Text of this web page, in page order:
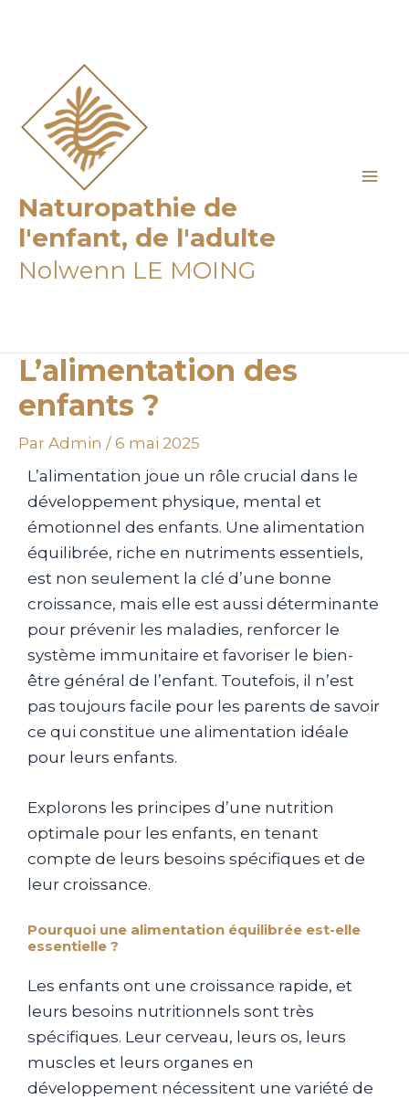
Naturopathie de
l'enfant, de l'adulte
Nolwenn LE MOING
L’alimentation des
enfants ?
Par Admin / 6 mai 2025
L’alimentation joue un rôle crucial dans le
développement physique, mental et
émotionnel des enfants. Une alimentation
équilibrée, riche en nutriments essentiels,
est non seulement la clé d’une bonne
croissance, mais elle est aussi déterminante
pour prévenir les maladies, renforcer le
système immunitaire et favoriser le bien-
être général de l’enfant. Toutefois, il n’est
pas toujours facile pour les parents de savoir
ce qui constitue une alimentation idéale
pour leurs enfants.
Explorons les principes d’une nutrition
optimale pour les enfants, en tenant
compte de leurs besoins spécifiques et de
leur croissance.
Pourquoi une alimentation équilibrée est-elle
essentielle ?
Les enfants ont une croissance rapide, et
leurs besoins nutritionnels sont très
spécifiques. Leur cerveau, leurs os, leurs
muscles et leurs organes en
développement nécessitent une variété de